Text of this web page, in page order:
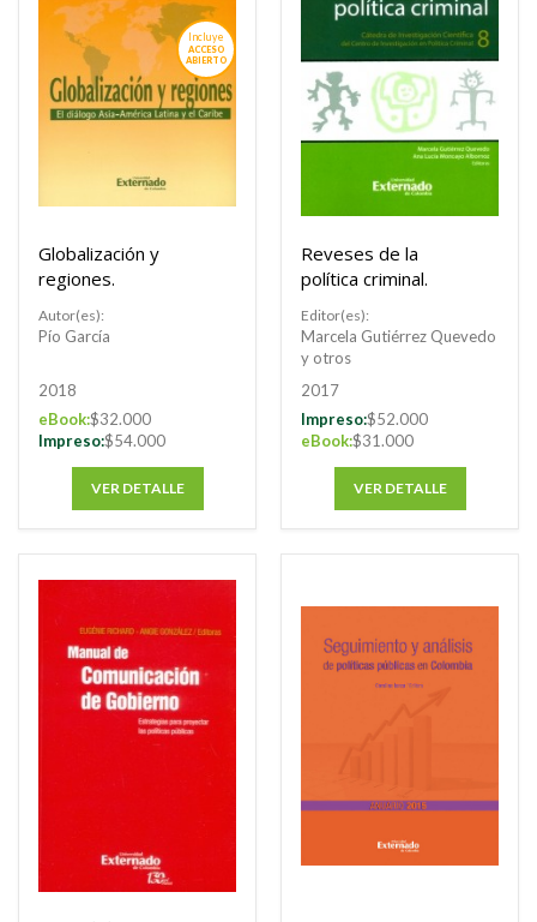
Incluye
ACCESO
ABIERTO
Globalización y
regiones.
Autor(es):
Pío García
2018
eBook:$32.000
Impreso:$54.000
VER DETALLE
Reveses de la
política criminal.
Editor(es):
Marcela Gutiérrez Quevedo
y otros
2017
Impreso:$52.000
eBook:$31.000
VER DETALLE